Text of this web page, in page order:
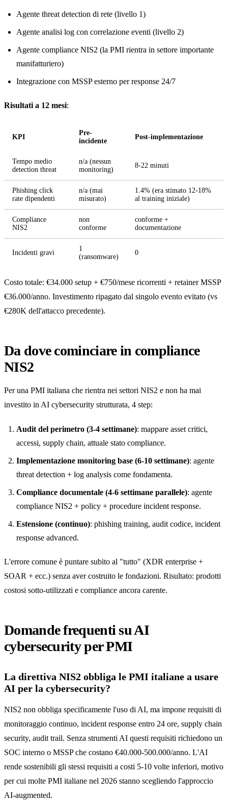
Agente threat detection di rete (livello 1)
Agente analisi log con correlazione eventi (livello 2)
Agente compliance NIS2 (la PMI rientra in settore importante
manifatturiero)
Integrazione con MSSP esterno per response 24/7
Risultati a 12 mesi:
KPI
Pre-
incidente
Post-implementazione
Tempo medio
detection threat
n/a (nessun
monitoring)
8-22 minuti
Phishing click
rate dipendenti
n/a (mai
misurato)
1.4% (era stimato 12-18%
al training iniziale)
Compliance
NIS2
non
conforme
conforme +
documentazione
Incidenti gravi
1
(ransomware)
0
Costo totale: €34.000 setup + €750/mese ricorrenti + retainer MSSP
€36.000/anno. Investimento ripagato dal singolo evento evitato (vs
€280K dell'attacco precedente).
Da dove cominciare in compliance
NIS2
Per una PMI italiana che rientra nei settori NIS2 e non ha mai
investito in AI cybersecurity strutturata, 4 step:
Audit del perimetro (3-4 settimane): mappare asset critici,
accessi, supply chain, attuale stato compliance.
Implementazione monitoring base (6-10 settimane): agente
threat detection + log analysis come fondamenta.
Compliance documentale (4-6 settimane parallele): agente
compliance NIS2 + policy + procedure incident response.
Estensione (continuo): phishing training, audit codice, incident
response advanced.
L'errore comune è puntare subito al "tutto" (XDR enterprise +
SOAR + ecc.) senza aver costruito le fondazioni. Risultato: prodotti
costosi sotto-utilizzati e compliance ancora carente.
Domande frequenti su AI
cybersecurity per PMI
La direttiva NIS2 obbliga le PMI italiane a usare
AI per la cybersecurity?
NIS2 non obbliga specificamente l'uso di AI, ma impone requisiti di
monitoraggio continuo, incident response entro 24 ore, supply chain
security, audit trail. Senza strumenti AI questi requisiti richiedono un
SOC interno o MSSP che costano €40.000-500.000/anno. L'AI
rende sostenibili gli stessi requisiti a costi 5-10 volte inferiori, motivo
per cui molte PMI italiane nel 2026 stanno scegliendo l'approccio
AI-augmented.